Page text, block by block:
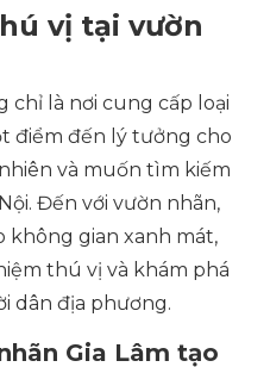
vị tại vườn
chỉ là nơi cung cấp loại
điểm đến lý tưởng cho
và muốn tìm kiếm
Đến với vườn nhãn,
không gian xanh mát,
thú vị và khám phá
dân địa phương.
Gia Lâm tạo